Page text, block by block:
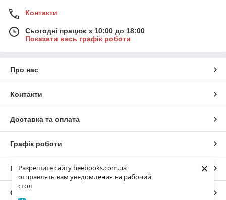
Разрешите сайту beebooks.com.ua
отправлять вам уведомления на рабочий
стол
×
Контакти
Сьогодні працює з 10:00 до 18:00
Показати весь графік роботи
Про нас
Контакти
Доставка та оплата
Графік роботи
Повна версія сайту
Сайт створено на маркетплейсі